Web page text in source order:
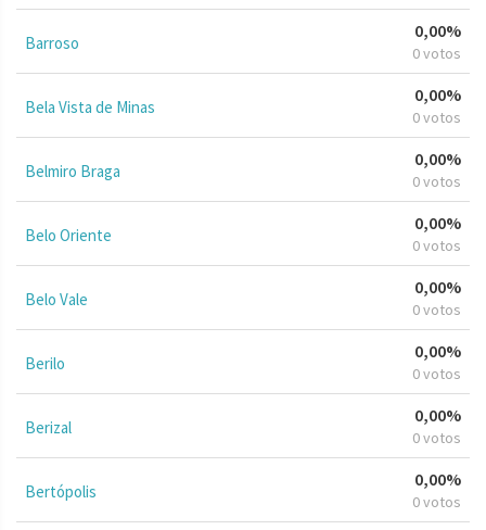
Barroso
0,00%
0 votos
Bela Vista de Minas
0,00%
0 votos
Belmiro Braga
0,00%
0 votos
Belo Oriente
0,00%
0 votos
Belo Vale
0,00%
0 votos
Berilo
0,00%
0 votos
Berizal
0,00%
0 votos
Bertópolis
0,00%
0 votos